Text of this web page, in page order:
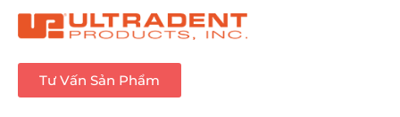
Tư Vấn Sản Phẩm